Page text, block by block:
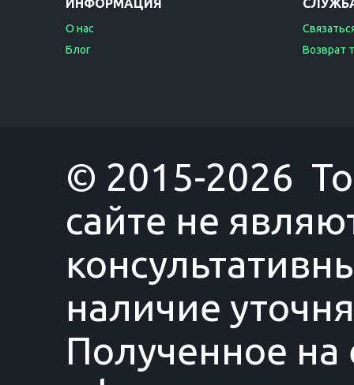
ИНФОРМАЦИЯ
О нас
Блог
Возврат
© 2015-2026
сайте не
наличие
Полученное на